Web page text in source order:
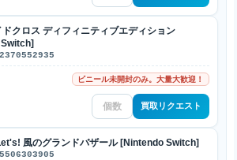
クロス ディフィニティブエディション
ビニール未開封のみ。大量大歓迎！
買取リクエスト
風のグランドバザール [Nintendo Switch]